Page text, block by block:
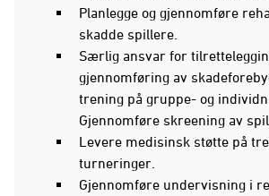
Planlegge og gjennomføre
skadde spillere.
Særlig ansvar for
gjennomføring av
trening på gruppe- og
Gjennomføre skreening av
Levere medisinsk støtte på
turneringer.
Gjennomføre undervisning i